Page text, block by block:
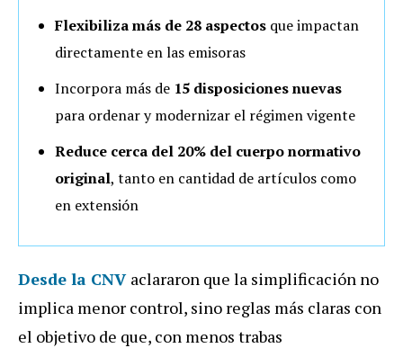
Flexibiliza más de 28 aspectos que impactan
directamente en las emisoras
Incorpora más de 15 disposiciones nuevas
para ordenar y modernizar el régimen vigente
Reduce cerca del 20% del cuerpo normativo
original, tanto en cantidad de artículos como
en extensión
Desde la CNV aclararon que la simplificación no
implica menor control, sino reglas más claras con
el objetivo de que, con menos trabas